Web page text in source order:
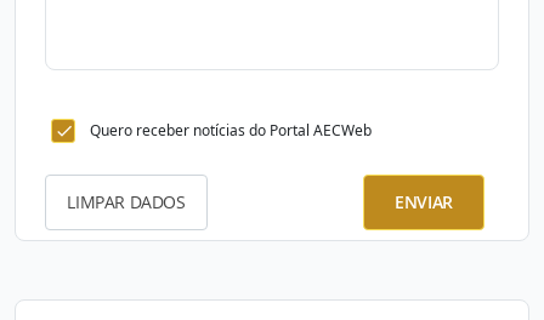
Quero receber notícias do Portal AECWeb
LIMPAR DADOS ENVIAR